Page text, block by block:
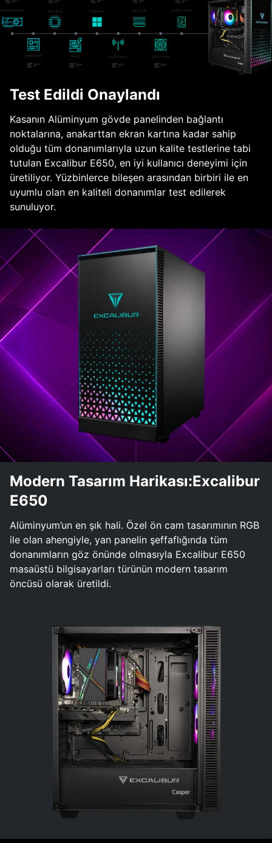
Test Edildi Onaylandı
Kasanın Alüminyum gövde panelinden bağlantı
noktalarına, anakarttan ekran kartına kadar sahip
olduğu tüm donanımlarıyla uzun kalite testlerine tabi
tutulan Excalibur E650, en iyi kullanıcı deneyimi için
üretiliyor. Yüzbinlerce bileşen arasından birbiri ile en
uyumlu olan en kaliteli donanımlar test edilerek
sunuluyor.
Modern Tasarım Harikası:Excalibur
E650
Alüminyum’un en şık hali. Özel ön cam tasarımının RGB
ile olan ahengiyle, yan panelin şeffaflığında tüm
donanımların göz önünde olmasıyla Excalibur E650
masaüstü bilgisayarları türünün modern tasarım
öncüsü olarak üretildi.